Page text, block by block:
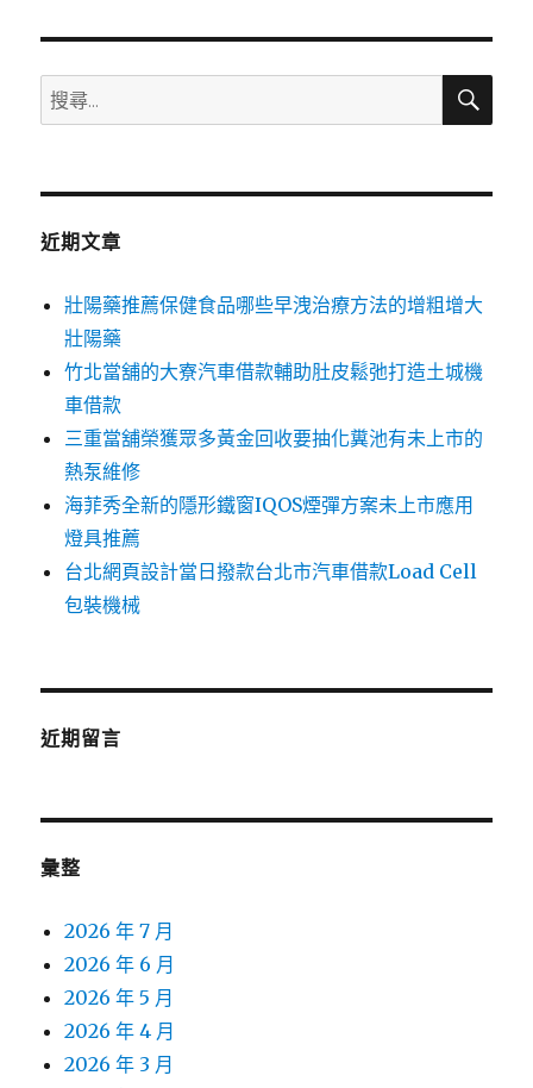
搜
尋
鍵
搜
近期文章
壯陽藥推薦保健食品哪些早洩治療方法的增粗增大
壯陽藥
竹北當舖的大寮汽車借款輔助肚皮鬆弛打造土城機
車借款
三重當舖榮獲眾多黃金回收要抽化糞池有未上市的
熱泵維修
海菲秀全新的隱形鐵窗IQOS煙彈方案未上市應用
燈具推薦
台北網頁設計當日撥款台北市汽車借款Load Cell
包裝機械
近期留言
彙整
2026 年 7 月
2026 年 6 月
2026 年 5 月
2026 年 4 月
2026 年 3 月